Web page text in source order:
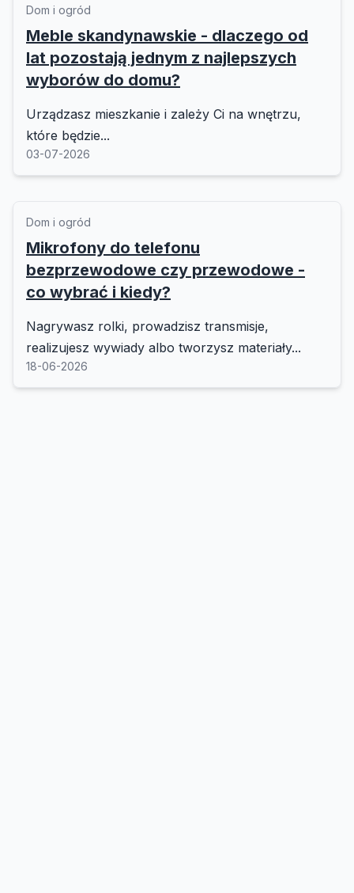
Dom i ogród
Meble skandynawskie - dlaczego od
lat pozostają jednym z najlepszych
wyborów do domu?
Urządzasz mieszkanie i zależy Ci na wnętrzu,
które będzie...
03-07-2026
Dom i ogród
Mikrofony do telefonu
bezprzewodowe czy przewodowe -
co wybrać i kiedy?
Nagrywasz rolki, prowadzisz transmisje,
realizujesz wywiady albo tworzysz materiały...
18-06-2026